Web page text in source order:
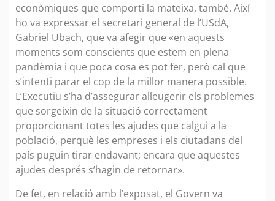
econòmiques que comporti la mateixa, també. Així
ho va expressar el secretari general de l’USdA,
Gabriel Ubach, que va afegir que «en aquests
moments som conscients que estem en plena
pandèmia i que poca cosa es pot fer, però cal que
s’intenti parar el cop de la millor manera possible.
L’Executiu s’ha d’assegurar alleugerir els problemes
que sorgeixin de la situació correctament
proporcionant totes les ajudes que calgui a la
població, perquè les empreses i els ciutadans del
país puguin tirar endavant; encara que aquestes
ajudes després s’hagin de retornar».
De fet, en relació amb l’exposat, el Govern va